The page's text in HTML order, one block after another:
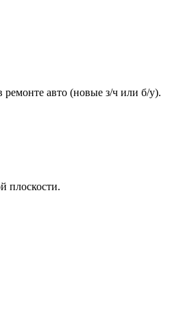
ремонте авто (новые з/ч или б/у).
плоскости.